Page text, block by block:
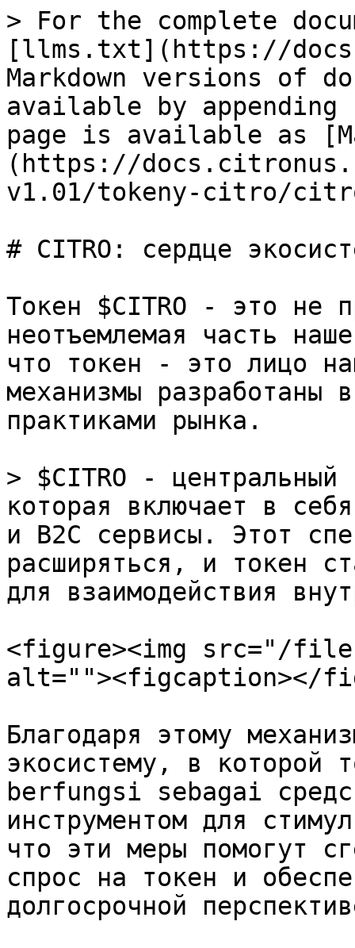
> For the complete
[llms.txt](https://
Markdown versions of
available by
page is available as
(https://
v1.01/tokeny-citro/
# CITRO: сердце
Токен $CITRO - это не
неотъемлемая часть
что токен - это лицо
механизмы разработаны
практиками рынка.
> $CITRO -
которая включает в
и B2C сервисы. Этот
расширяться, и токен
для взаимодействия
<figure><img src="/files/
alt=""><figcaption></
Благодаря этому
экосистему, в которой
berfungsi sebagai
инструментом для
что эти меры помогут
спрос на токен и
долгосрочной